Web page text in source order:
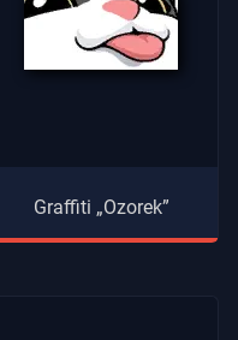
Graffiti „Ozorek”